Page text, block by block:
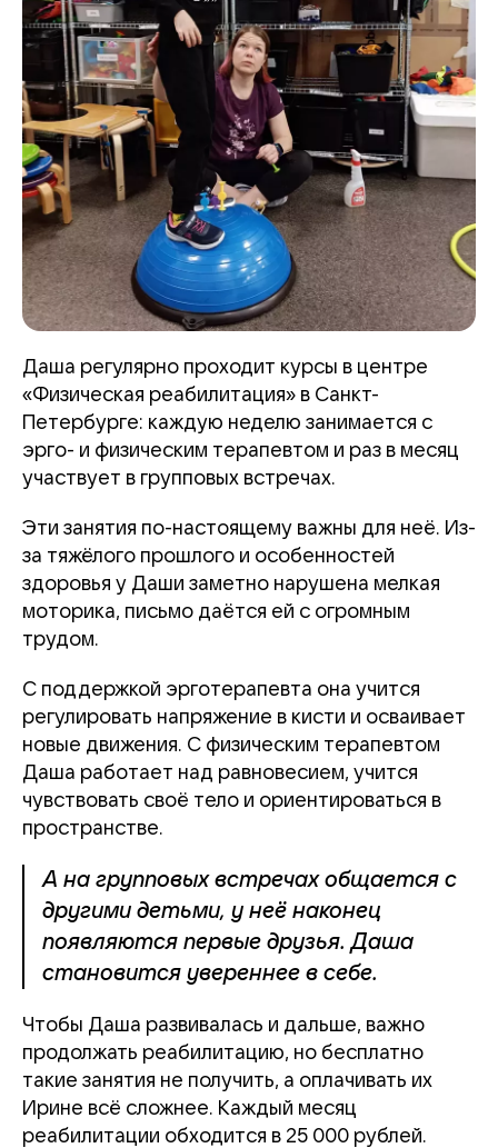
Даша регулярно проходит курсы в центре
«Физическая реабилитация» в Санкт-
Петербурге: каждую неделю занимается с
эрго- и физическим терапевтом и раз в месяц
участвует в групповых встречах.
Эти занятия по-настоящему важны для неё. Из-
за тяжёлого прошлого и особенностей
здоровья у Даши заметно нарушена мелкая
моторика, письмо даётся ей с огромным
трудом.
С поддержкой эрготерапевта она учится
регулировать напряжение в кисти и осваивает
новые движения. С физическим терапевтом
Даша работает над равновесием, учится
чувствовать своё тело и ориентироваться в
пространстве.
А на групповых встречах общается с
другими детьми, у неё наконец
появляются первые друзья. Даша
становится увереннее в себе.
Чтобы Даша развивалась и дальше, важно
продолжать реабилитацию, но бесплатно
такие занятия не получить, а оплачивать их
Ирине всё сложнее. Каждый месяц
реабилитации обходится в 25 000 рублей.